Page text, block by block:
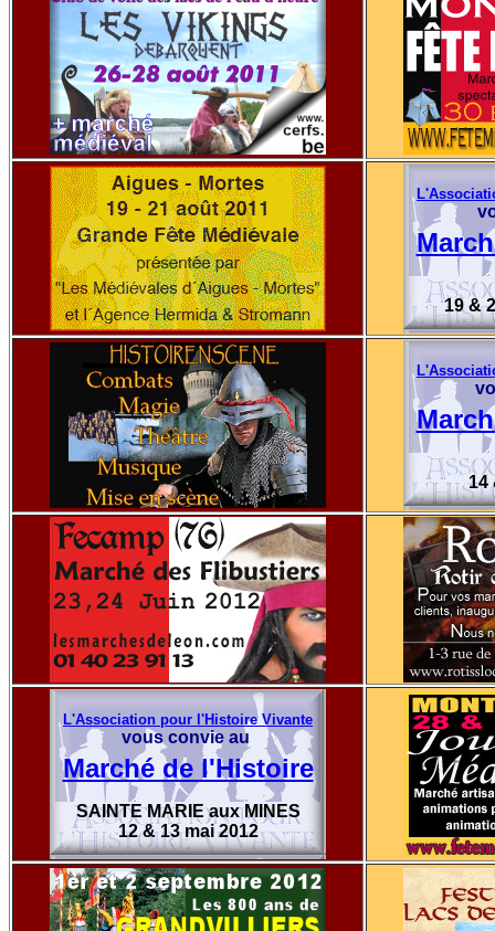
19 &
14
L'Association pour l'Histoire Vivante
vous convie au
Marché de l'Histoire
SAINTE MARIE aux MINES
12 & 13 mai 2012